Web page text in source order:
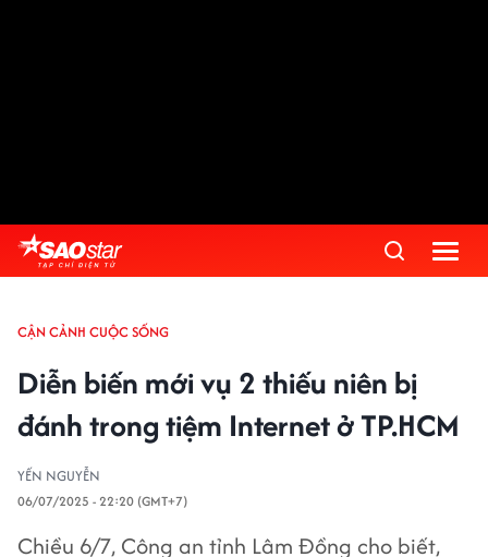
CẬN CẢNH CUỘC SỐNG
Diễn biến mới vụ 2 thiếu niên bị
đánh trong tiệm Internet ở TP.HCM
YẾN NGUYỄN
06/07/2025 - 22:20 (GMT+7)
Chiều 6/7, Công an tỉnh Lâm Đồng cho biết,